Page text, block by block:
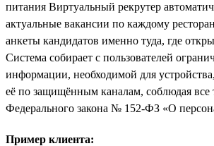
питания Виртуальный рекрутер
актуальные вакансии по каждому
анкеты кандидатов именно туда, где
Система собирает с пользователей
информации, необходимой для
её по защищённым каналам, соблюдая все
Федерального закона № 152-ФЗ «О
Пример клиента: